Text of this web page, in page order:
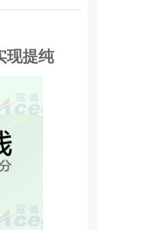
现提纯